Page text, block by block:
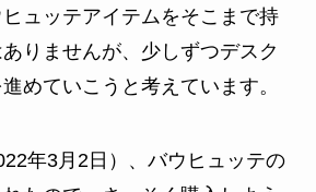
ュッテアイテムをそこまで持
りませんが、少しずつデスク
めていこうと考えています。
年3月2日）、 バウヒュッテの